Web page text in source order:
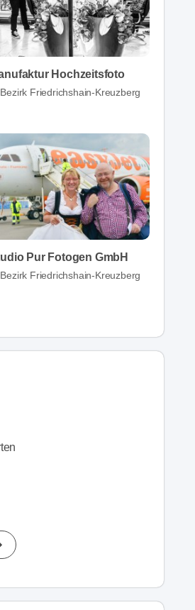
Hochzeitsfoto
Bezirk Friedrichshain-Kreuzberg
Pur Fotogen GmbH
Bezirk Friedrichshain-Kreuzberg